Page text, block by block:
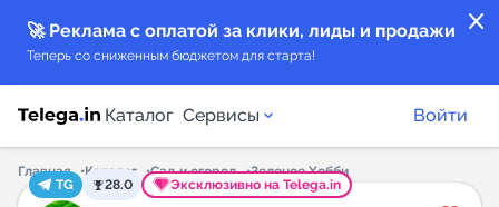
close
🚀 Реклама с оплатой за клики, лиды и продажи
Теперь со сниженным бюджетом для старта!
Каталог Сервисы Войти
Главная Каталог Сад и огород
Зеленое Хобби
TG
28.0 Эксклюзивно на Telega.in